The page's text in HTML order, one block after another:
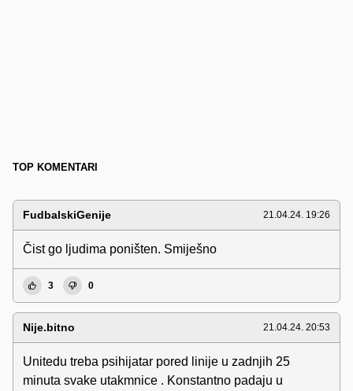
TOP KOMENTARI
FudbalskiGenije 21.04.24. 19:26
Čist go ljudima poništen. Smiješno
3 0
Nije.bitno 21.04.24. 20:53
Unitedu treba psihijatar pored linije u zadnjih 25
minuta svake utakmnice . Konstantno padaju u